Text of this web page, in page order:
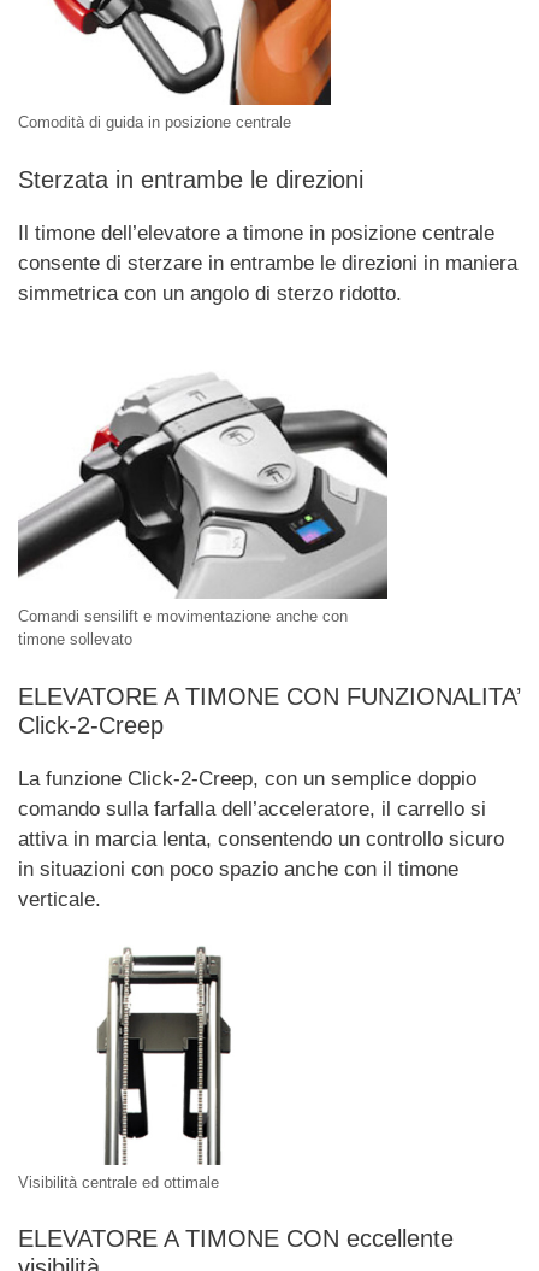
Comodità di guida in posizione centrale
Sterzata in entrambe le direzioni
Il timone dell’elevatore a timone in posizione centrale
consente di sterzare in entrambe le direzioni in maniera
simmetrica con un angolo di sterzo ridotto.
Comandi sensilift e movimentazione anche con
timone sollevato
ELEVATORE A TIMONE CON FUNZIONALITA’
Click-2-Creep
La funzione Click-2-Creep, con un semplice doppio
comando sulla farfalla dell’acceleratore, il carrello si
attiva in marcia lenta, consentendo un controllo sicuro
in situazioni con poco spazio anche con il timone
verticale.
Visibilità centrale ed ottimale
ELEVATORE A TIMONE CON eccellente